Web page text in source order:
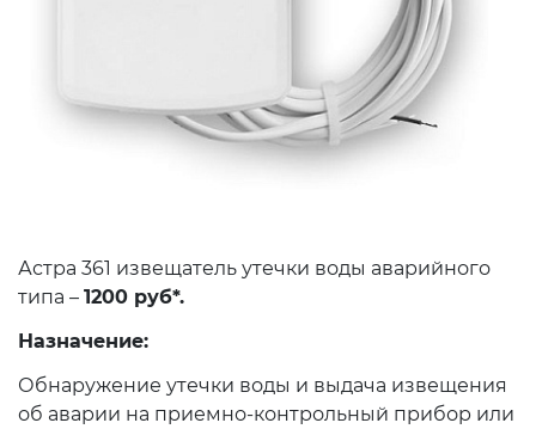
Астра 361 извещатель утечки воды аварийного
типа – 1200 руб*.
Назначение:
Обнаружение утечки воды и выдача извещения
об аварии на приемно-контрольный прибор или